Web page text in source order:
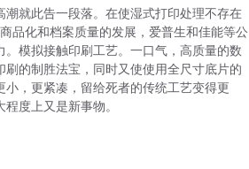
潮就此告一段落。在使湿式打印处理不存在
品化和档案质量的发展，爱普生和佳能等公
模拟接触印刷工艺。一口气，高质量的数
的制胜法宝，同时又使使用全尺寸底片的
，更紧凑，留给死者的传统工艺变得更
度上又是新事物。